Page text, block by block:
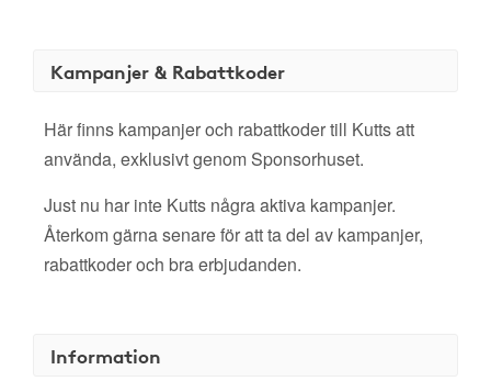
Kampanjer & Rabattkoder
Här finns kampanjer och rabattkoder till Kutts att
använda, exklusivt genom Sponsorhuset.
Just nu har inte Kutts några aktiva kampanjer.
Återkom gärna senare för att ta del av kampanjer,
rabattkoder och bra erbjudanden.
Information